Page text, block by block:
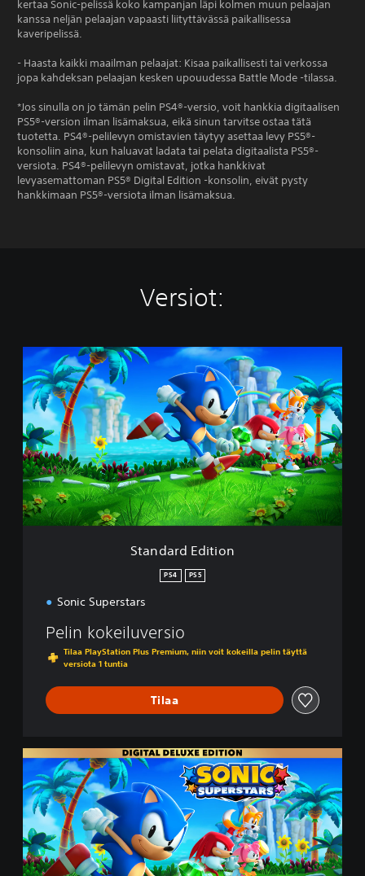
kertaa Sonic-pelissä koko kampanjan läpi kolmen muun pelaajan
kanssa neljän pelaajan vapaasti liityttävässä paikallisessa
kaveripelissä.
- Haasta kaikki maailman pelaajat: Kisaa paikallisesti tai verkossa
jopa kahdeksan pelaajan kesken upouudessa Battle Mode -tilassa.
*Jos sinulla on jo tämän pelin PS4®-versio, voit hankkia digitaalisen
PS5®-version ilman lisämaksua, eikä sinun tarvitse ostaa tätä
tuotetta. PS4®-pelilevyn omistavien täytyy asettaa levy PS5®-
konsoliin aina, kun haluavat ladata tai pelata digitaalista PS5®-
versiota. PS4®-pelilevyn omistavat, jotka hankkivat
levyasemattoman PS5® Digital Edition -konsolin, eivät pysty
hankkimaan PS5®-versiota ilman lisämaksua.
Versiot:
S
a
n
d
a
r
d
E
d
i
t
Standard Edition
PS4 PS5
Sonic Superstars
Pelin kokeiluversio
Tilaa PlayStation Plus Premium, niin voit kokeilla pelin täyttä
versiota 1 tuntia
Tilaa
D
l
u
x
e
E
d